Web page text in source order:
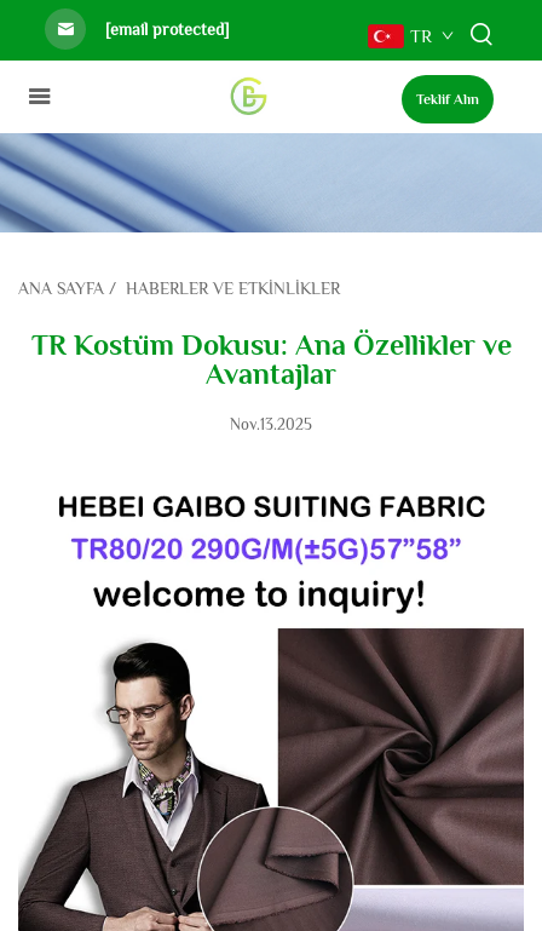
[email protected] TR
Teklif Alın
ANA SAYFA / HABERLER VE ETKINLIKLER
TR Kostüm Dokusu: Ana Özellikler ve
Avantajlar
Nov.13.2025